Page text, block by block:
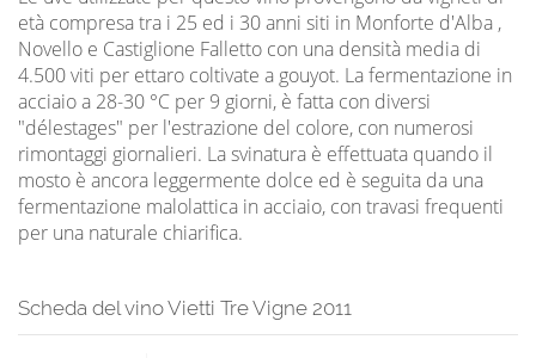
età compresa tra i 25 ed i 30 anni siti in Monforte d'Alba ,
Novello e Castiglione Falletto con una densità media di
4.500 viti per ettaro coltivate a gouyot. La fermentazione in
acciaio a 28-30 °C per 9 giorni, è fatta con diversi
"délestages" per l'estrazione del colore, con numerosi
rimontaggi giornalieri. La svinatura è effettuata quando il
mosto è ancora leggermente dolce ed è seguita da una
fermentazione malolattica in acciaio, con travasi frequenti
per una naturale chiarifica.
Scheda del vino Vietti Tre Vigne 2011